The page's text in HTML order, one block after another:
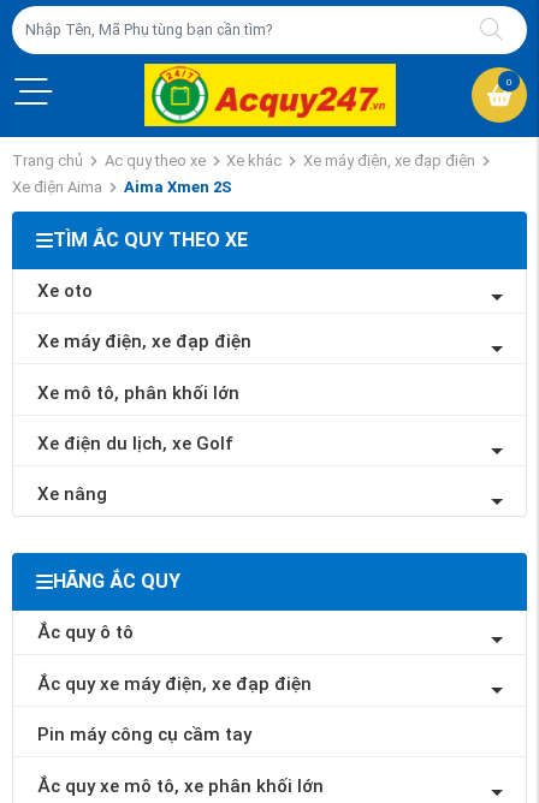
0
Trang chủ Ac quy theo xe Xe khác
Xe máy điện, xe đạp điện
Xe điện Aima
Aima Xmen 2S
TÌM ẮC QUY THEO XE
Xe oto
Xe máy điện, xe đạp điện
Xe mô tô, phân khối lớn
Xe điện du lịch, xe Golf
Xe nâng
HÃNG ẮC QUY
Ắc quy ô tô
Ắc quy xe máy điện, xe đạp điện
Pin máy công cụ cầm tay
Ắc quy xe mô tô, xe phân khối lớn